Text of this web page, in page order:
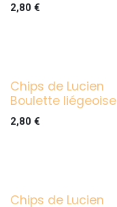
2,80 €
Chips de Lucien
Boulette liégeoise
2,80 €
Chips de Lucien